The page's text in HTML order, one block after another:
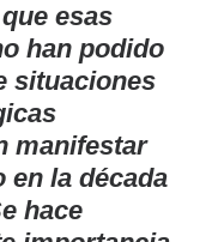
esas
han podido
situaciones
manifestar
en la década
hace